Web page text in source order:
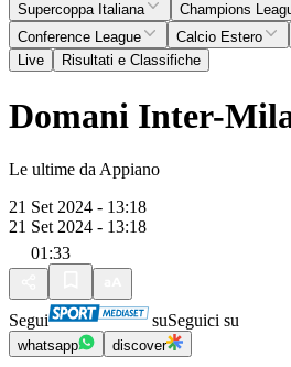
Supercoppa Italiana
Champions
Conference League
Calcio Estero
Live
Risultati e Classifiche
Domani Inter-
Le ultime da Appiano
21 Set 2024 - 13:18
21 Set 2024 - 13:18
01:33
Segui suSeguici su
whatsapp discover